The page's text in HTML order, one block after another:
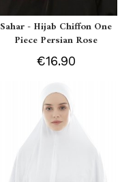
Sahar - Hijab Chiffon One
Piece Persian Rose
€16.90